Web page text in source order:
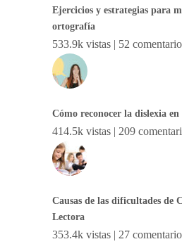
Ejercicios y estrategias para
ortografía
533.9k vistas | 52
Cómo reconocer la dislexia en
414.5k vistas | 209
Causas de las dificultades de
Lectora
353.4k vistas | 27